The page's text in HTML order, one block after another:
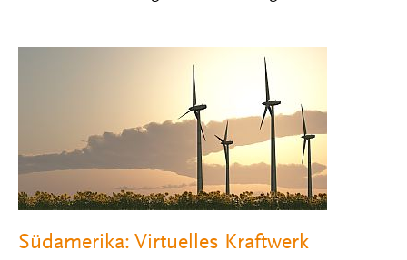
Südamerika: Virtuelles Kraftwerk